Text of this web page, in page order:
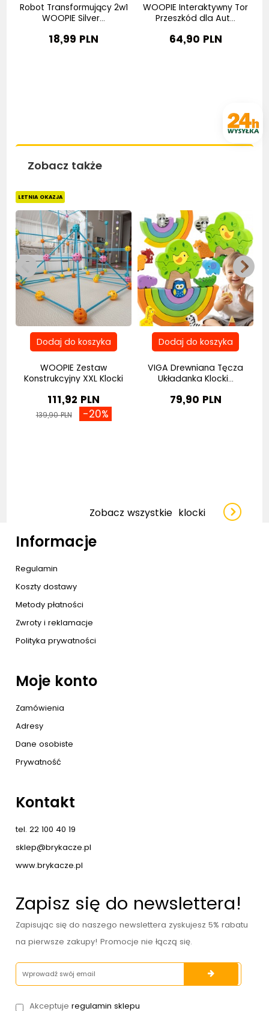
Robot Transformujący 2w1
WOOPIE Silver...
18,99 PLN
WOOPIE Interaktywny Tor
Przeszkód dla Aut...
64,90 PLN
Zobacz także
LETNIA OKAZJA
WOOPIE Zestaw
Konstrukcyjny XXL Klocki
111,92 PLN
139,90 PLN -20%
VIGA Drewniana Tęcza
Układanka Klocki...
79,90 PLN
Zobacz wszystkie klocki
Informacje
Regulamin
Koszty dostawy
Metody płatności
Zwroty i reklamacje
Polityka prywatności
Moje konto
Zamówienia
Adresy
Dane osobiste
Prywatność
Kontakt
tel. 22 100 40 19
sklep@brykacze.pl
www.brykacze.pl
Zapisz się do newslettera!
Zapisując się do naszego newslettera zyskujesz 5% rabatu
na pierwsze zakupy! Promocje nie łączą się.
Akceptujeregulamin sklepu